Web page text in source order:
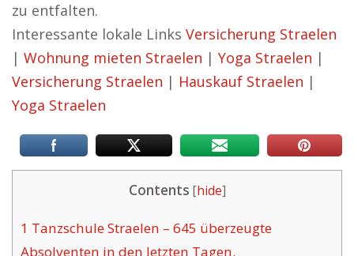
zu entfalten.
Interessante lokale Links Versicherung Straelen
| Wohnung mieten Straelen | Yoga Straelen |
Versicherung Straelen | Hauskauf Straelen |
Yoga Straelen
Contents [hide]
1 Tanzschule Straelen – 645 überzeugte
Absolventen in den letzten Tagen.